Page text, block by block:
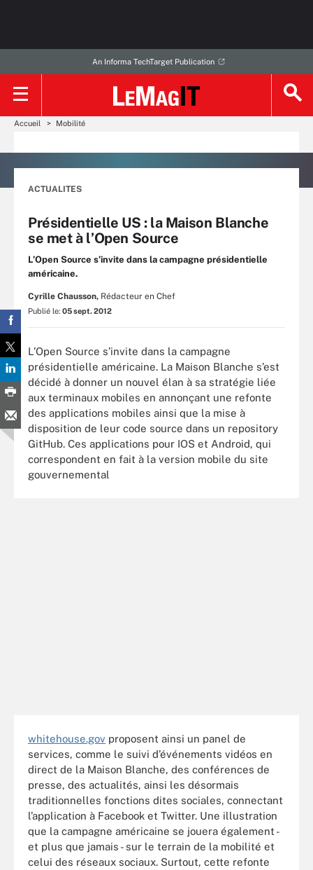
An Informa TechTarget Publication
Accueil Mobilité
ACTUALITES
Présidentielle US : la Maison Blanche
se met à l’Open Source
L’Open Source s’invite dans la campagne présidentielle
américaine.
Cyrille Chausson, Rédacteur en Chef
Publié le: 05 sept. 2012
L’Open Source s’invite dans la campagne
présidentielle américaine. La Maison Blanche s’est
décidé à donner un nouvel élan à sa stratégie liée
aux terminaux mobiles en annonçant une refonte
des applications mobiles ainsi que la mise à
disposition de leur code source dans un repository
GitHub. Ces applications pour IOS et Android, qui
correspondent en fait à la version mobile du site
gouvernemental
whitehouse.gov proposent ainsi un panel de
services, comme le suivi d’événements vidéos en
direct de la Maison Blanche, des conférences de
presse, des actualités, ainsi les désormais
traditionnelles fonctions dites sociales, connectant
l’application à Facebook et Twitter. Une illustration
que la campagne américaine se jouera également -
et plus que jamais - sur le terrain de la mobilité et
celui des réseaux sociaux. Surtout, cette refonte